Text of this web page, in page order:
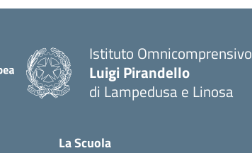
Istituto Omnicomprensivo
Luigi Pirandello
di Lampedusa e Linosa
La Scuola